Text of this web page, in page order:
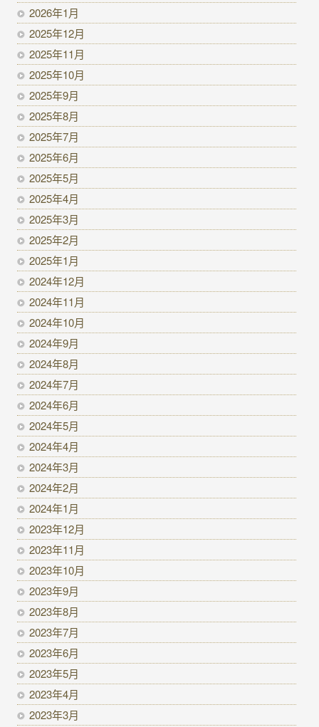
2026年1月
2025年12月
2025年11月
2025年10月
2025年9月
2025年8月
2025年7月
2025年6月
2025年5月
2025年4月
2025年3月
2025年2月
2025年1月
2024年12月
2024年11月
2024年10月
2024年9月
2024年8月
2024年7月
2024年6月
2024年5月
2024年4月
2024年3月
2024年2月
2024年1月
2023年12月
2023年11月
2023年10月
2023年9月
2023年8月
2023年7月
2023年6月
2023年5月
2023年4月
2023年3月